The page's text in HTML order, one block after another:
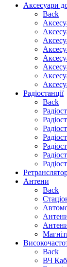
Аксесуари
Back
Радіостанції
Back
Антени
Back
Back
ВЧ